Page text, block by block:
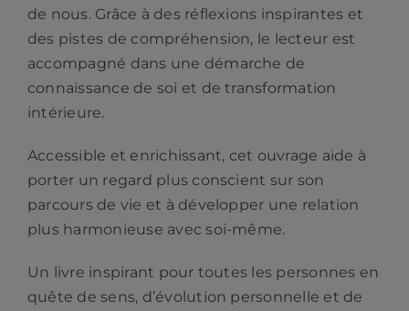
de nous. Grâce à des réflexions inspirantes et
des pistes de compréhension, le lecteur est
accompagné dans une démarche de
connaissance de soi et de transformation
intérieure.
Accessible et enrichissant, cet ouvrage aide à
porter un regard plus conscient sur son
parcours de vie et à développer une relation
plus harmonieuse avec soi-même.
Un livre inspirant pour toutes les personnes en
quête de sens, d’évolution personnelle et de